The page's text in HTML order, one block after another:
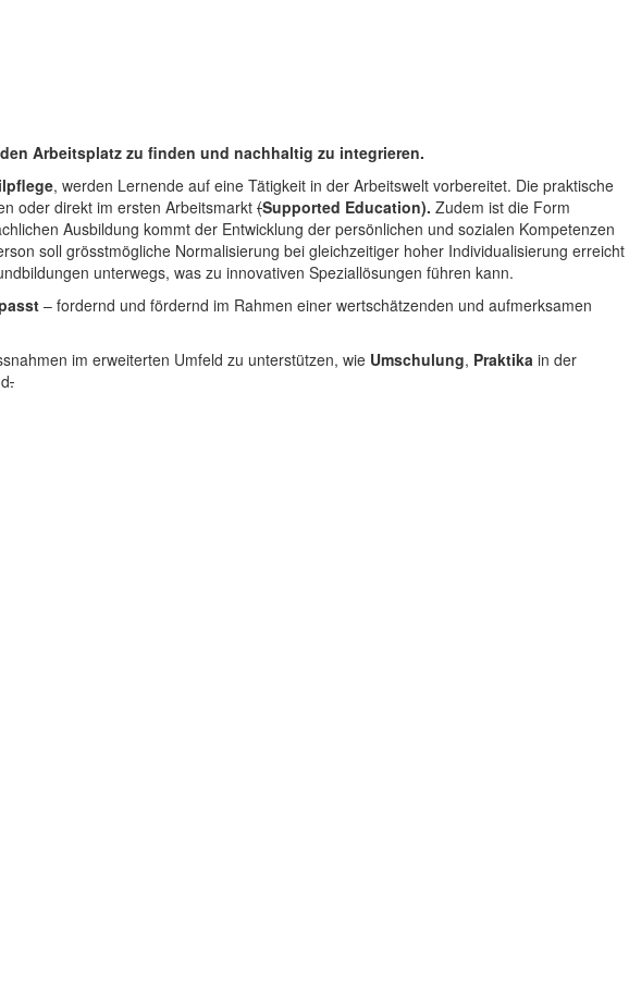
Arbeitsplatz zu finden und nachhaltig zu integrieren.
, werden Lernende auf eine Tätigkeit in der Arbeitswelt vorbereitet. Die praktische
oder direkt im ersten Arbeitsmarkt (Supported Education). Zudem ist die Form
Ausbildung kommt der Entwicklung der persönlichen und sozialen Kompetenzen
soll grösstmögliche Normalisierung bei gleichzeitiger hoher Individualisierung erreicht
unterwegs, was zu innovativen Speziallösungen führen kann.
– fordernd und fördernd im Rahmen einer wertschätzenden und aufmerksamen
im erweiterten Umfeld zu unterstützen, wie Umschulung, Praktika in der
.